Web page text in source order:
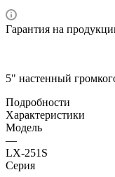
Гарантия на
5" настенный
Подробности
Характеристики
Модель
—
LX-251S
Серия